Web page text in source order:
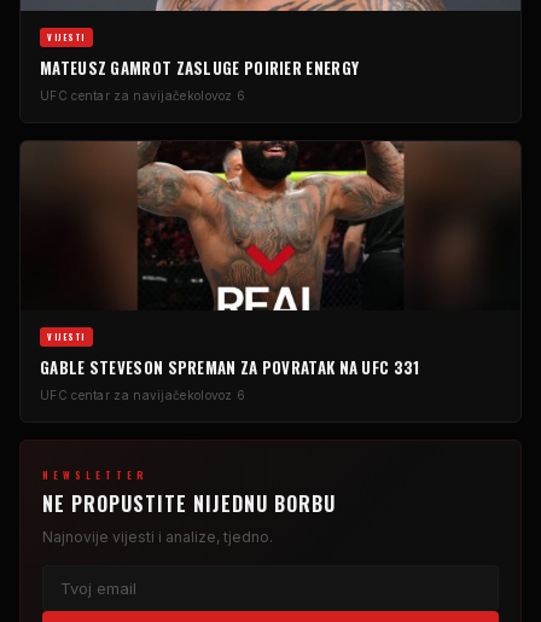
VIJESTI
MATEUSZ GAMROT ZASLUGE POIRIER ENERGY
UFC centar za navijačekolovoz 6
VIJESTI
GABLE STEVESON SPREMAN ZA POVRATAK NA UFC 331
UFC centar za navijačekolovoz 6
NEWSLETTER
NE PROPUSTITE NIJEDNU BORBU
Najnovije vijesti i analize, tjedno.